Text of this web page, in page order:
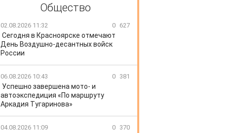
Общество
02.08.2026 11:32 0 627
Сегодня в Красноярске отмечают
День Воздушно-десантных войск
России
06.08.2026 10:43 0 381
Успешно завершена мото- и
автоэкспедиция «По маршруту
Аркадия Тугаринова»
04.08.2026 11:09 0 370